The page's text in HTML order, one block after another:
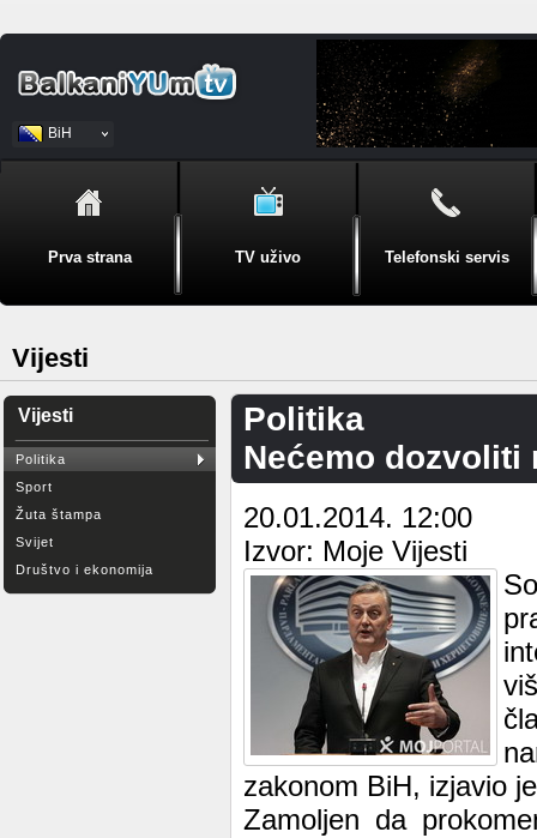
BiH
Srpski
Prva strana TV uživo Telefonski servis
Vijesti
Vijesti
Politika
Sport
Žuta štampa
Svijet
Društvo i ekonomija
Politika
Nećemo dozvoliti
20.01.2014. 12:00
Izvor: Moje Vijesti
zakonom BiH, izjavio
Zamoljen da